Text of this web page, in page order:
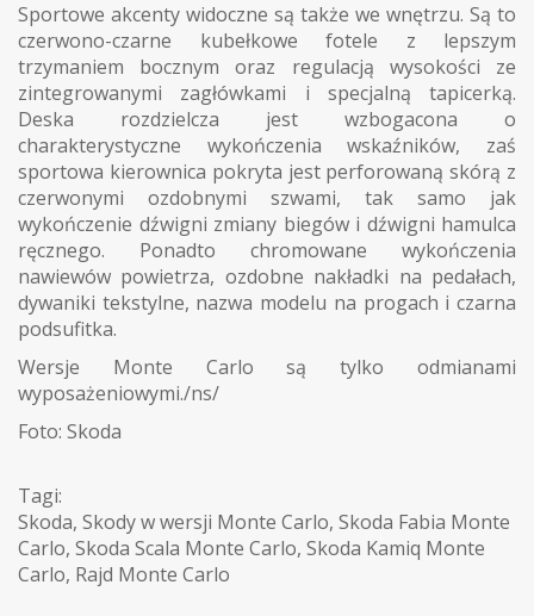
Sportowe akcenty widoczne są także we wnętrzu. Są to
czerwono-czarne kubełkowe fotele z lepszym
trzymaniem bocznym oraz regulacją wysokości ze
zintegrowanymi zagłówkami i specjalną tapicerką.
Deska rozdzielcza jest wzbogacona o
charakterystyczne wykończenia wskaźników, zaś
sportowa kierownica pokryta jest perforowaną skórą z
czerwonymi ozdobnymi szwami, tak samo jak
wykończenie dźwigni zmiany biegów i dźwigni hamulca
ręcznego. Ponadto chromowane wykończenia
nawiewów powietrza, ozdobne nakładki na pedałach,
dywaniki tekstylne, nazwa modelu na progach i czarna
podsufitka.
Wersje Monte Carlo są tylko odmianami
wyposażeniowymi./ns/
Foto: Skoda
Tagi:
Skoda, Skody w wersji Monte Carlo, Skoda Fabia Monte
Carlo, Skoda Scala Monte Carlo, Skoda Kamiq Monte
Carlo, Rajd Monte Carlo